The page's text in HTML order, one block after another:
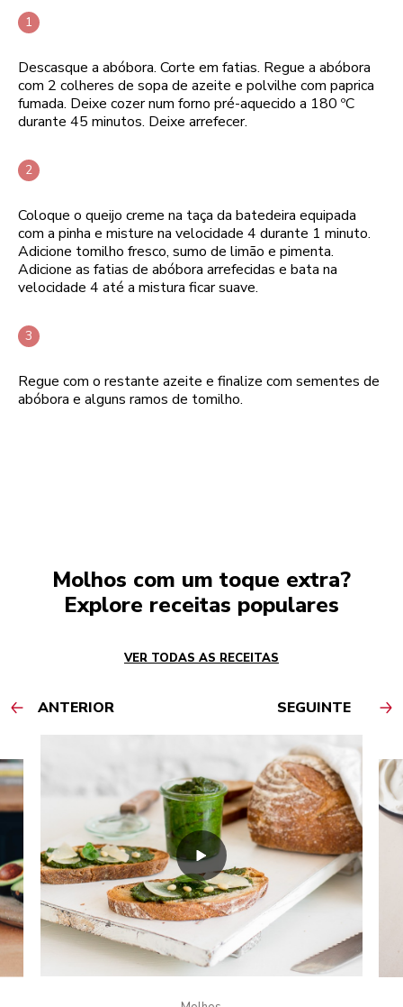
Descasque a abóbora. Corte em fatias. Regue a abóbora
com 2 colheres de sopa de azeite e polvilhe com paprica
fumada. Deixe cozer num forno pré-aquecido a 180 ºC
durante 45 minutos. Deixe arrefecer.
Coloque o queijo creme na taça da batedeira equipada
com a pinha e misture na velocidade 4 durante 1 minuto.
Adicione tomilho fresco, sumo de limão e pimenta.
Adicione as fatias de abóbora arrefecidas e bata na
velocidade 4 até a mistura ficar suave.
Regue com o restante azeite e finalize com sementes de
abóbora e alguns ramos de tomilho.
Molhos com um toque extra?
Explore receitas populares
VER TODAS AS RECEITAS
ANTERIOR SEGUINTE